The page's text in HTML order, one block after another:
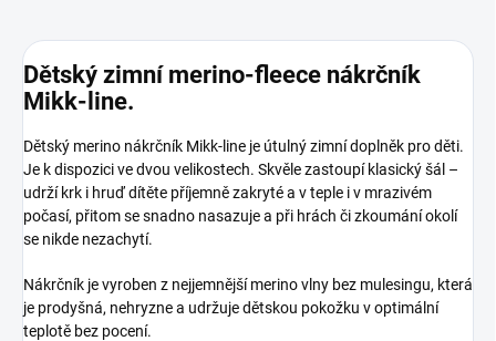
Dětský zimní merino-fleece nákrčník
Mikk-line.
Dětský merino nákrčník Mikk-line je útulný zimní doplněk pro děti.
Je k dispozici ve dvou velikostech. Skvěle zastoupí klasický šál –
udrží krk i hruď dítěte příjemně zakryté a v teple i v mrazivém
počasí, přitom se snadno nasazuje a při hrách či zkoumání okolí
se nikde nezachytí.
Nákrčník je vyroben z nejjemnější merino vlny bez mulesingu, která
je prodyšná, nehryzne a udržuje dětskou pokožku v optimální
teplotě bez pocení.